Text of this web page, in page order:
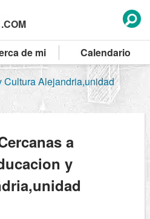
.COM
de mi Calendario
Cultura Alejandria,unidad
a
y